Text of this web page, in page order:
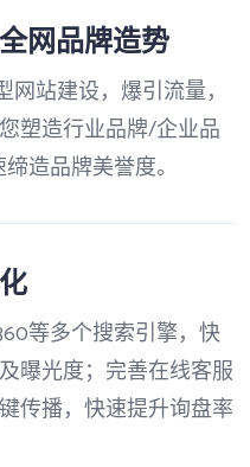
网品牌造势
网站建设，爆引流量，
塑造行业品牌/企业品
造品牌美誉度。
等多个搜索引擎，快
曝光度；完善在线客服
传播，快速提升询盘率